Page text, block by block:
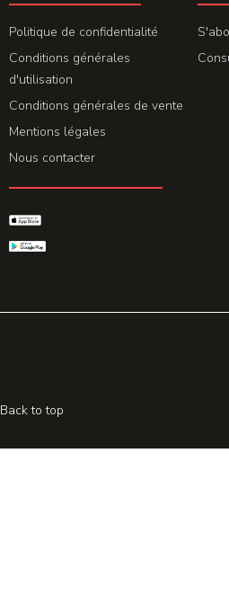
Politique de confidentialité
Conditions générales
d'utilisation
Conditions générales de vente
Mentions légales
Nous contacter
Back to top